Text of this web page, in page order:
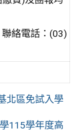
絡電話：(03)
北區免試入學
115學年度高